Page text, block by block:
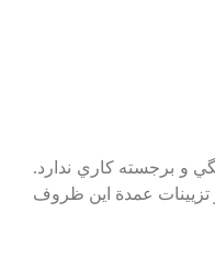
و برجسته‌ كاري‌ ندارد.
تزيينات‌ عمدة‌ اين‌ ظروف‌